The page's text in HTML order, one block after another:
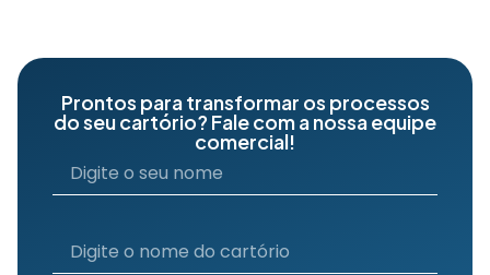
Prontos para transformar os processos
do seu cartório? Fale com a nossa equipe
comercial!